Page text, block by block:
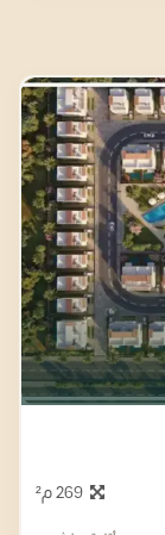
269 م²